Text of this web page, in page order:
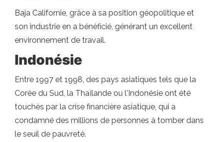
Baja Californie, grâce à sa position géopolitique et
son industrie en a bénéficié, générant un excellent
environnement de travail.
Indonésie
Entre 1997 et 1998, des pays asiatiques tels que la
Corée du Sud, la Thaïlande ou l'Indonésie ont été
touchés par la crise financière asiatique, qui a
condamné des millions de personnes à tomber dans
le seuil de pauvreté.